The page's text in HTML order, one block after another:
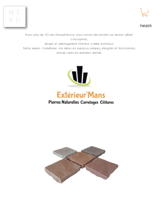
PANIER
Avec plus de 30 ans d’expérience, nous créons des projets sur mesure alliant
conception,
design et aménagement intérieur comme extérieur.
Notre mission : transformer vos idées en espaces uniques, élégants et fonctionnels,
pensés dans les moindres détails.
ME
NU